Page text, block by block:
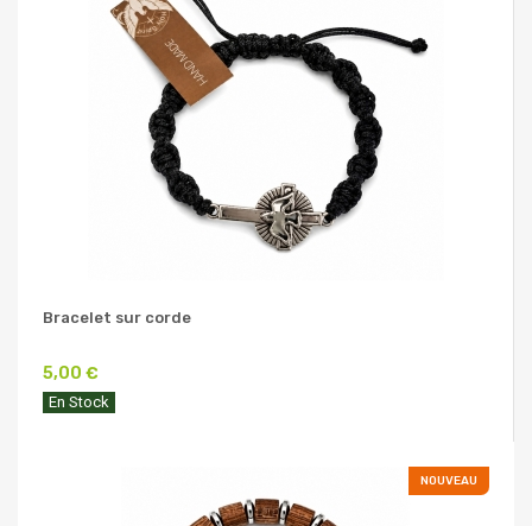
Bracelet sur corde
5,00 €
En Stock
NOUVEAU